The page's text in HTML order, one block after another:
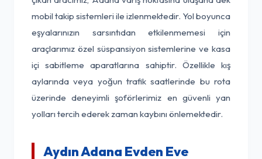
mobil takip sistemleri ile izlenmektedir. Yol boyunca
eşyalarınızın sarsıntıdan etkilenmemesi için
araçlarımız özel süspansiyon sistemlerine ve kasa
içi sabitleme aparatlarına sahiptir. Özellikle kış
aylarında veya yoğun trafik saatlerinde bu rota
üzerinde deneyimli şoförlerimiz en güvenli yan
yolları tercih ederek zaman kaybını önlemektedir.
Aydın Adana Evden Eve